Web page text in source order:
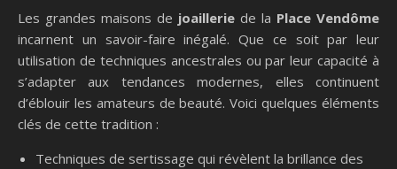
Les grandes maisons de joaillerie de la Place Vendôme
incarnent un savoir-faire inégalé. Que ce soit par leur
utilisation de techniques ancestrales ou par leur capacité à
s’adapter aux tendances modernes, elles continuent
d’éblouir les amateurs de beauté. Voici quelques éléments
clés de cette tradition :
Techniques de sertissage qui révèlent la brillance des